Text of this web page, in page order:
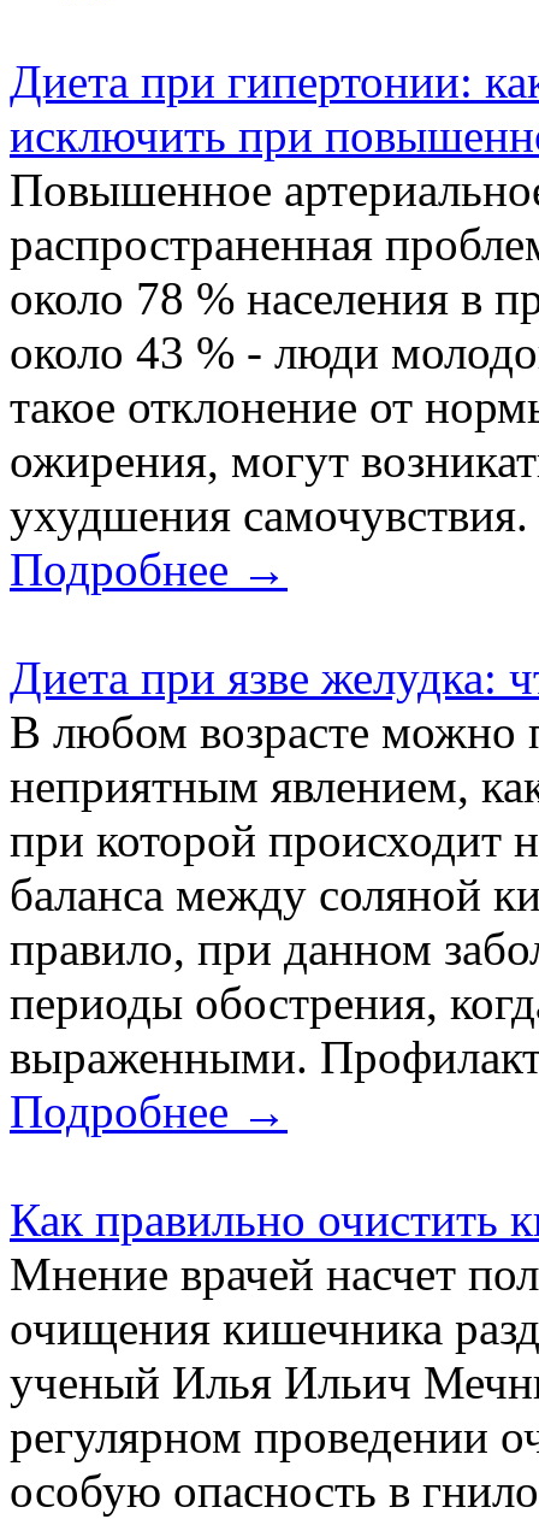
Диета при гипертонии:
исключить при
Повышенное
распространенная
около 78 % населения в
около 43 % - люди
такое отклонение от
ожирения, могут
ухудшения
Подробнее →
Диета при язве желудка:
В любом возрасте можно
неприятным явлением,
при которой происходит
баланса между соляной
правило, при данном
периоды обострения,
выраженными.
Подробнее →
Как правильно очистить
Мнение врачей насчет
очищения кишечника
ученый Илья Ильич
регулярном проведении
особую опасность в